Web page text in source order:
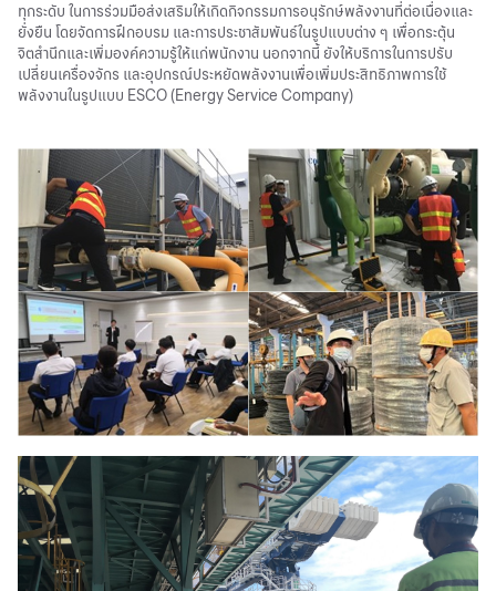
ทุกระดับ ในการร่วมมือส่งเสริมให้เกิดกิจกรรมการอนุรักษ์พลังงานที่ต่อเนื่องและ
ยั่งยืน โดยจัดการฝึกอบรม และการประชาสัมพันธ์ในรูปแบบต่าง ๆ เพื่อกระตุ้น
จิตสำนึกและเพิ่มองค์ความรู้ให้แก่พนักงาน นอกจากนี้ ยังให้บริการในการปรับ
เปลี่ยนเครื่องจักร และอุปกรณ์ประหยัดพลังงานเพื่อเพิ่มประสิทธิภาพการใช้
พลังงานในรูปแบบ ESCO (Energy Service Company)